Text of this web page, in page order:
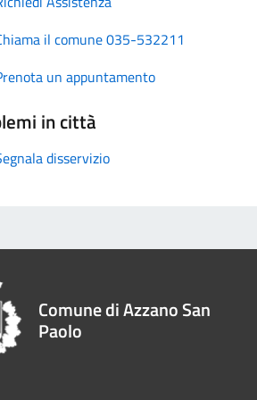
il comune 035-532211
un appuntamento
in città
disservizio
Comune di Azzano San
Paolo